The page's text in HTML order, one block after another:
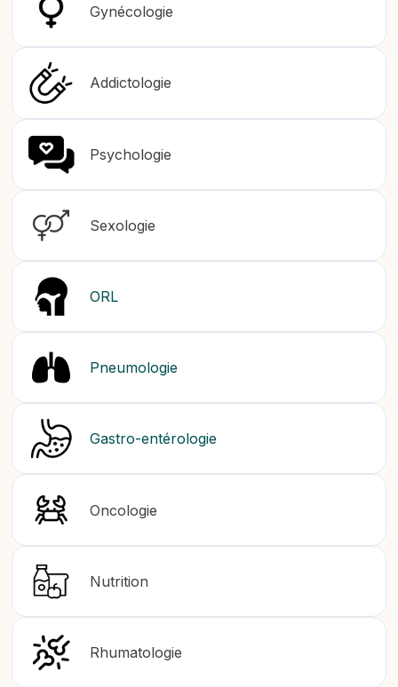
Gynécologie
Addictologie
Psychologie
Sexologie
ORL
Pneumologie
Gastro-entérologie
Oncologie
Nutrition
Rhumatologie